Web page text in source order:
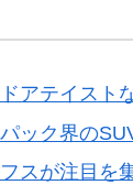
アテイスト
ック界の
スが注目を